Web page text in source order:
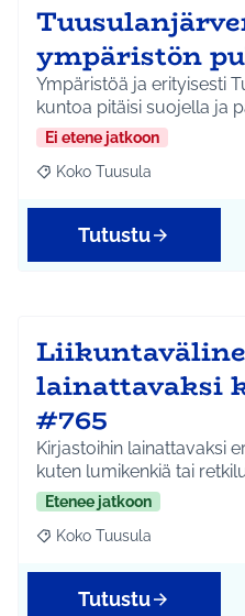
ympäristön
Ympäristöä ja erityisesti
kuntoa pitäisi suojella ja
Ei etene jatkoon
Rajaa tulokset aihepiirin
Koko Tuusula
Tutustu
lainattavaksi
#765
Kirjastoihin lainattavaksi
Etenee jatkoon
Rajaa tulokset aihepiirin
Koko Tuusula
Tutustu